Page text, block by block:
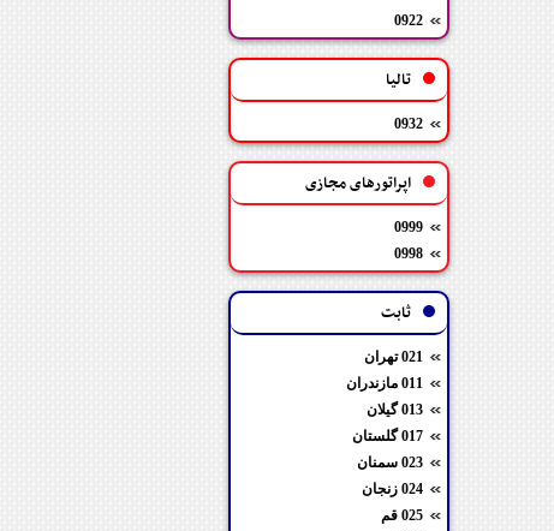
0922
تالیا
0932
اپراتورهای مجازی
0999
0998
ثابت
021 تهران
011 مازندران
013 گیلان
017 گلستان
023 سمنان
024 زنجان
025 قم